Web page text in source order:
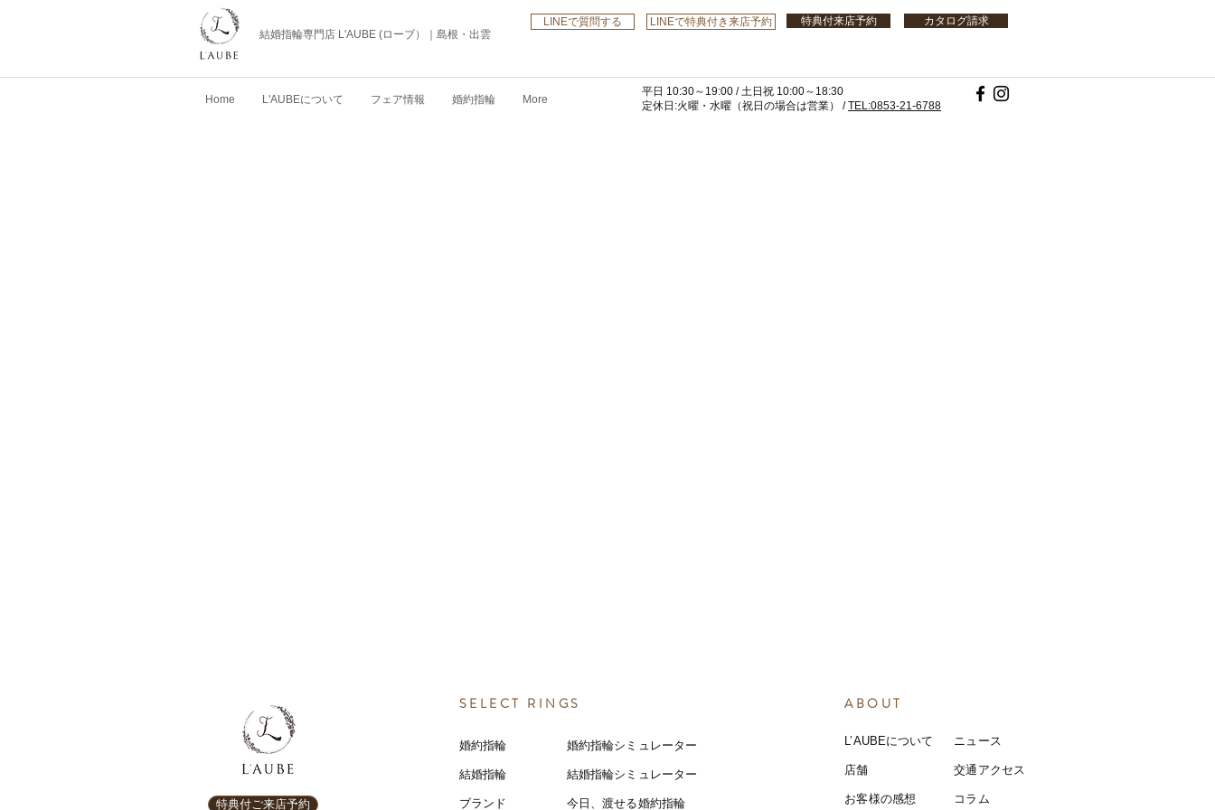
結婚指輪専門店 L'AUBE (ローブ）｜島根・出雲
LINEで質問する LINEで特典付き来店予約 特典付来店予約 カタログ請求
Home L'AUBEについて フェア情報 婚約指輪 More
平日 10:30～19:00 /土日祝 10:00～18:30
​定休日:火曜・水曜 （祝日の場合は営業） /TEL:0853-21-6788
特典付ご来店予約
SELECT RINGS
婚約指輪
結婚指輪
ブランド
婚約指輪シミュレーター
結婚指輪シミ ュ レーター
今日、渡せる婚約指輪
ABOUT
L’AUBEについて
店舗
お客様の感想
​ニュース
​交通アクセス
コラム